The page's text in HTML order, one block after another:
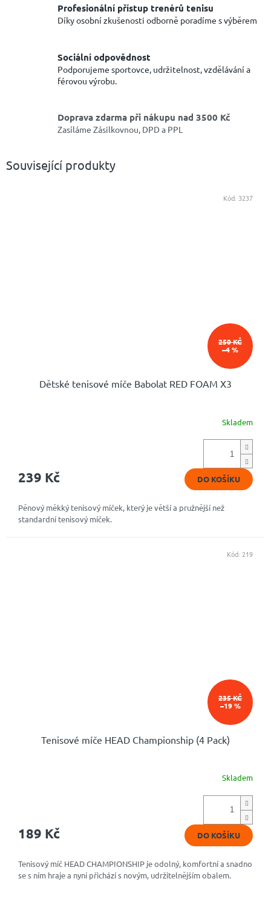
Profesionální přístup trenérů tenisu
Díky osobní zkušenosti odborně poradíme s výběrem
Sociální odpovědnost
Podporujeme sportovce, udržitelnost, vzdělávání a
férovou výrobu.
Doprava zdarma při nákupu nad 3500 Kč
Zasíláme Zásilkovnou, DPD a PPL
Související produkty
250 KČ
–4 %
Dětské tenisové míče Babolat RED FOAM X3
z
hvězdiček.
Skladem
239 Kč DO KOŠÍKU
Pěnový měkký tenisový míček, který je větší a pružnější než
standardní tenisový míček.
Kód: 3237
235 KČ
–19 %
Tenisové míče HEAD Championship (4 Pack)
z
hvězdiček.
Skladem
189 Kč DO KOŠÍKU
Tenisový míč HEAD CHAMPIONSHIP je odolný, komfortní a snadno
se s ním hraje a nyní přichází s novým, udržitelnějším obalem.
Kód: 219